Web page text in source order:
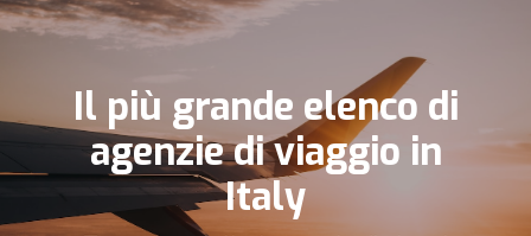
Il più grande elenco di
agenzie di viaggio in
Italy